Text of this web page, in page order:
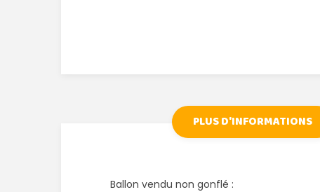
PLUS D'INFORMATIONS
Ballon vendu non gonflé :